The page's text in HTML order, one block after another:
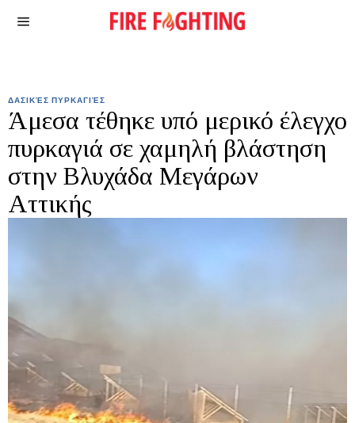
ΔΑΣΙΚΈΣ ΠΥΡΚΑΓΙΈΣ
Άμεσα τέθηκε υπό μερικό έλεγχο
πυρκαγιά σε χαμηλή βλάστηση
στην Βλυχάδα Μεγάρων
Αττικής